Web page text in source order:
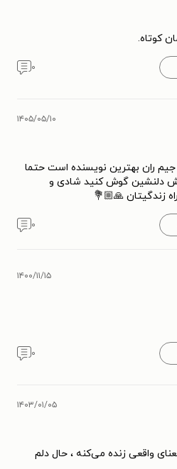
کوتاه.
۰
۱۴۰۵/۰۵/۱۰
جیم ران بهترین نویسنده است حتما
دلنشین گوش کنید شادی و
زندگیتان 🙏🏼💐
۰
۱۴۰۰/۱۱/۱۵
۰
۱۴۰۳/۰۱/۰۵
واقعی زنده می‌کنه ، حال دلم